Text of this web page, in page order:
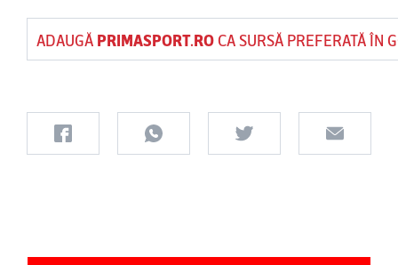
ADAUGĂ PRIMASPORT.ROCA SURSĂ PREFERATĂ ÎN